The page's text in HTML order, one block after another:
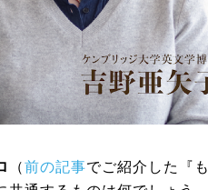
（前の記事でご紹介した『も